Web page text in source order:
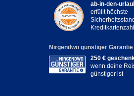
ab-in-den-
erfüllt höchste
Nirgendwo günstiger Garantie
250 €
wenn deine
günstiger ist